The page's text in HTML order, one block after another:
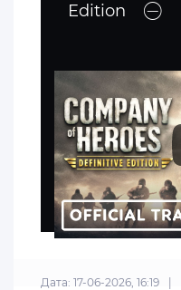
Edition
Дата: 17-06-2026, 16:19